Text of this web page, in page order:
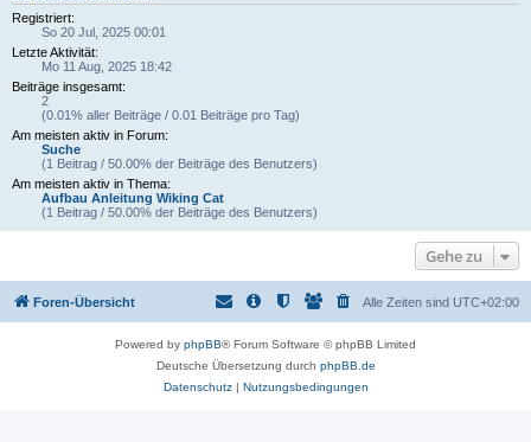
Registriert:
So 20 Jul, 2025 00:01
Letzte Aktivität:
Mo 11 Aug, 2025 18:42
Beiträge insgesamt:
2
(0.01% aller Beiträge / 0.01 Beiträge pro Tag)
Am meisten aktiv in Forum:
Suche
(1 Beitrag / 50.00% der Beiträge des Benutzers)
Am meisten aktiv in Thema:
Aufbau Anleitung Wiking Cat
(1 Beitrag / 50.00% der Beiträge des Benutzers)
Gehe zu
Foren-Übersicht Alle Zeiten sind UTC+02:00
Powered by phpBB® Forum Software © phpBB Limited
Deutsche Übersetzung durch phpBB.de
Datenschutz| Nutzungsbedingungen